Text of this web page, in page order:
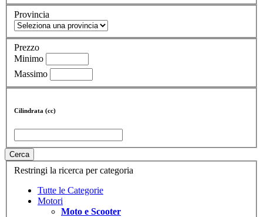
Provincia
Prezzo
Minimo
Massimo
Cilindrata (cc)
Cerca
Restringi la ricerca per categoria
Tutte le Categorie
Motori
Moto e Scooter